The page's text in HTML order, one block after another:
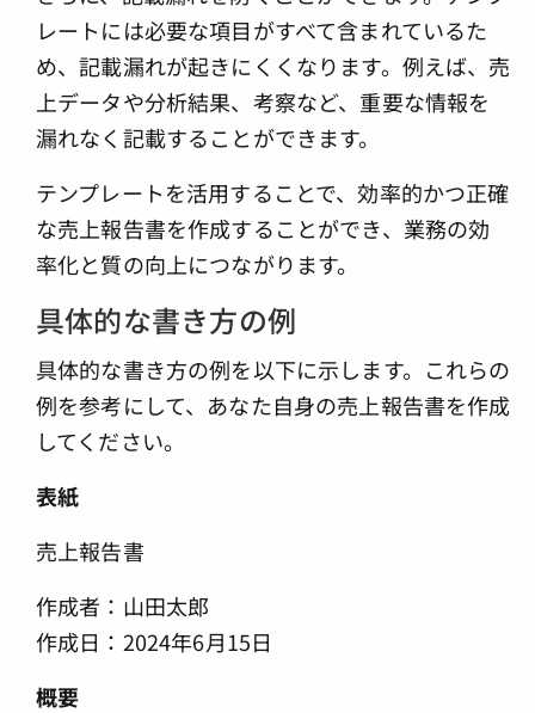
レートには必要な項目がすべて含まれているた
め、記載漏れが起きにくくなります。例えば、売
上データや分析結果、考察など、重要な情報を
漏れなく記載することができます。
テンプレートを活用することで、効率的かつ正確
な売上報告書を作成することができ、業務の効
率化と質の向上につながります。
具体的な書き方の例
具体的な書き方の例を以下に示します。これらの
例を参考にして、あなた自身の売上報告書を作成
してください。
表紙
売上報告書
作成者：山田太郎
作成日：2024年6月15日
概要